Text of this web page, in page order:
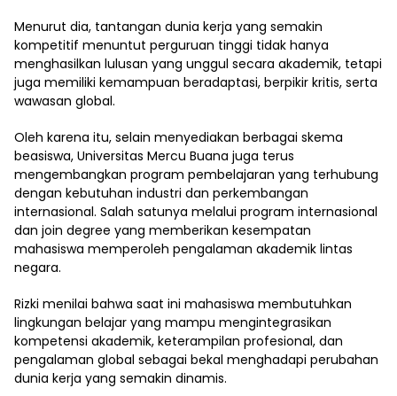
Menurut dia, tantangan dunia kerja yang semakin
kompetitif menuntut perguruan tinggi tidak hanya
menghasilkan lulusan yang unggul secara akademik, tetapi
juga memiliki kemampuan beradaptasi, berpikir kritis, serta
wawasan global.
Oleh karena itu, selain menyediakan berbagai skema
beasiswa, Universitas Mercu Buana juga terus
mengembangkan program pembelajaran yang terhubung
dengan kebutuhan industri dan perkembangan
internasional. Salah satunya melalui program internasional
dan join degree yang memberikan kesempatan
mahasiswa memperoleh pengalaman akademik lintas
negara.
Rizki menilai bahwa saat ini mahasiswa membutuhkan
lingkungan belajar yang mampu mengintegrasikan
kompetensi akademik, keterampilan profesional, dan
pengalaman global sebagai bekal menghadapi perubahan
dunia kerja yang semakin dinamis.